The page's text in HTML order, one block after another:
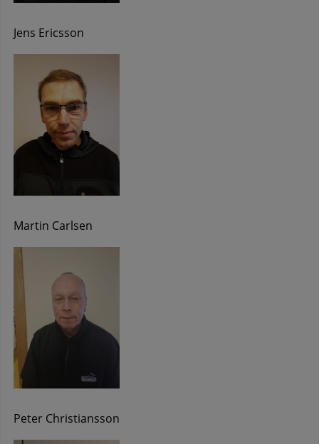
Jens Ericsson
Martin Carlsen
Peter Christiansson